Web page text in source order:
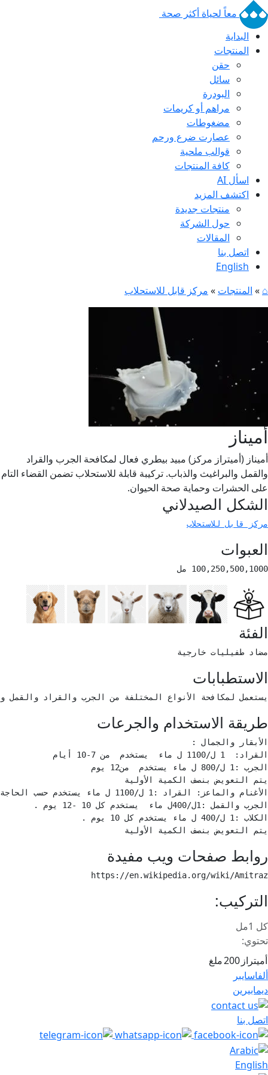
معاً لحياة أكثر صحة
البداية
المنتجات
حقن
سائل
البودرة
مراهم أو كريمات
مضغوطات
عصارت ضرع ورحم
قوالب ملحية
كافة المنتجات
اسأل AI
اكتشف المزيد
منتجات جديدة
حول الشركة
المقالات
اتصل بنا
English
⌂
» المنتجات » مركز قابل للاستحلاب
أميناز
أميناز (أميتراز مركز) مبيد بيطري فعال لمكافحة الجرب والقراد
والقمل والبراغيث والذباب. تركيبة قابلة للاستحلاب تضمن القضاء التام
على الحشرات وحماية صحة الحيوان.
الشكل الصيدلاني
مركز قابل للاستحلاب
العبوات
100,250,500,1000 مل
الفئة
مضاد طفيليات خارجية
الاستطبابات
يستعمل لمكافحة الأنواع المختلفة من الجرب والقراد
طريقة الاستخدام والجرعات
يتم التعويض بنصف الكمية الأولية
روابط صفحات ويب مفيدة
https://en.wikipedia.org/wiki/Amitraz
التركيب:
كل 1مل
تحتوي:
أميتراز 200ملغ
تصفّح
المقالات
ألفاسايبر
ديمابيرين
اتصل بنا
English